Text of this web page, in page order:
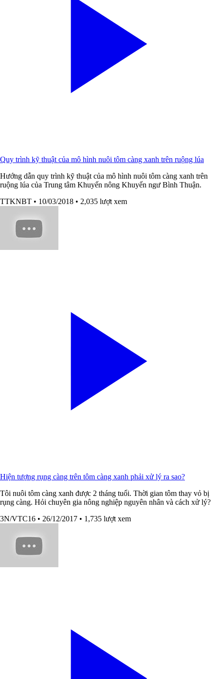
Quy trình kỹ thuật của mô hình nuôi tôm càng xanh trên ruộng lúa
Hướng dẫn quy trình kỹ thuật của mô hình nuôi tôm càng xanh trên
ruộng lúa của Trung tâm Khuyến nông Khuyến ngư Bình Thuận.
TTKNBT • 10/03/2018 • 2,035 lượt xem
Hiện tượng rụng càng trên tôm càng xanh phải xử lý ra sao?
Tôi nuôi tôm càng xanh được 2 tháng tuổi. Thời gian tôm thay vỏ bị
rụng càng. Hỏi chuyên gia nông nghiệp nguyên nhân và cách xử lý?
3N/VTC16 • 26/12/2017 • 1,735 lượt xem